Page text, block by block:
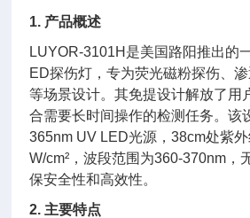
1. 产品概述
LUYOR-3101H是美国路阳推出的
ED探伤灯，专为荧光磁粉探伤、
等场景设计。其免提设计解放了用
合需要长时间操作的检测任务。该
365nm UV LED光源，38cm处紫
W/cm²，波段范围为360-370nm，
保安全性和高效性。
2. 主要特点